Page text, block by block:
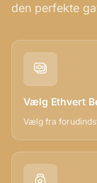
den perfekte
Vælg Ethvert
Vælg fra